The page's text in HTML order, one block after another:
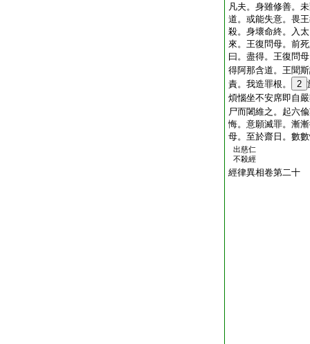
凡夫。身雖修善。
道。或能失意。畏
殺。身壞命終。入
來。王復問母。前
曰。盡得。王復問
得阿那含道。王聞
責。我造罪根。
2
煩惱坐不安席即自
尸而闍維之。起六
悔。意願滅罪。漸
母。至於齋日。數
出慈仁
不殺經
經律異相卷第二十